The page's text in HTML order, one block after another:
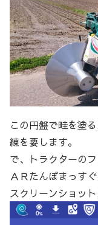
この円盤で畦を塗
練を要します。
で、トラクターの
ＡＲたんぼまっす
スクリーンショッ